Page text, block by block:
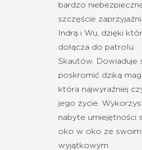
bardzo
szczęście
Indrą i Wu, dzięki
dołącza do patrolu
Skautów. Dowiaduje
poskromić dziką
która najwyraźniej
jego życie.
nabyte umiejętności
oko w oko ze swoim
wyjątkowym